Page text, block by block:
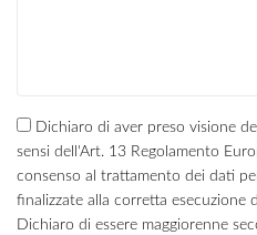
Dichiaro di aver preso visione
sensi dell'Art. 13 Regolamento
consenso al trattamento dei dati
finalizzate alla corretta esecuzione
Dichiaro di essere maggiorenne